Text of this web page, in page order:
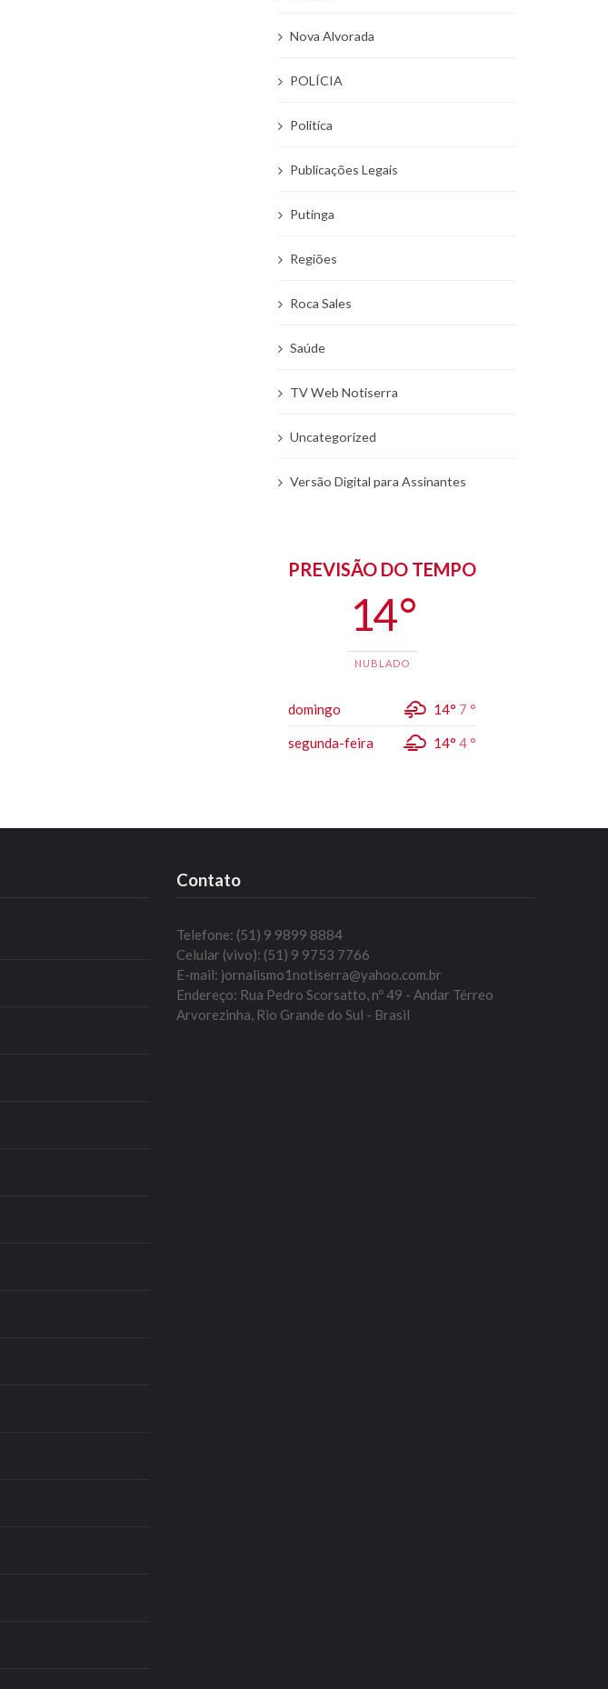
Nova Alvorada
POLÍCIA
Politíca
Publicações Legais
Putinga
Regiões
Roca Sales
Saúde
TV Web Notiserra
Uncategorized
Versão Digital para Assinantes
PREVISÃO DO TEMPO
14 °
NUBLADO
domingo 14° 7 °
segunda-feira 14° 4 °
Contato
Telefone: (51) 9 9899 8884
Celular (vivo): (51) 9 9753 7766
E-mail: jornalismo1notiserra@yahoo.com.br
Endereço: Rua Pedro Scorsatto, nº 49 - Andar Térreo
Arvorezinha, Rio Grande do Sul - Brasil